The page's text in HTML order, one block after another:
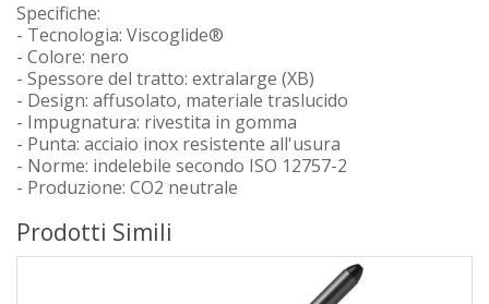
Specifiche:
- Tecnologia: Viscoglide®
- Colore: nero
- Spessore del tratto: extralarge (XB)
- Design: affusolato, materiale traslucido
- Impugnatura: rivestita in gomma
- Punta: acciaio inox resistente all'usura
- Norme: indelebile secondo ISO 12757-2
- Produzione: CO2 neutrale
Prodotti Simili